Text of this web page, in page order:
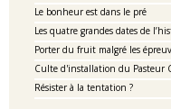
Le bonheur est dans le pré
Les quatre grandes dates de
Porter du fruit malgré les
Culte d'installation du Pasteur
Résister à la tentation ?